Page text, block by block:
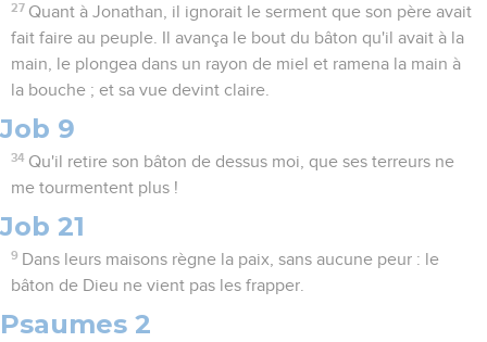
27 Quant à Jonathan, il ignorait le serment que son père avait
fait faire au peuple. Il avança le bout du bâton qu'il avait à la
main, le plongea dans un rayon de miel et ramena la main à
la bouche ; et sa vue devint claire.
Job 9
34 Qu'il retire son bâton de dessus moi, que ses terreurs ne
me tourmentent plus !
Job 21
9 Dans leurs maisons règne la paix, sans aucune peur : le
bâton de Dieu ne vient pas les frapper.
Psaumes 2